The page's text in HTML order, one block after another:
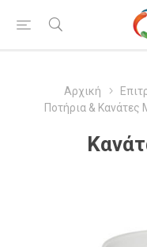
Αρχική
Ποτήρια & Κανάτες